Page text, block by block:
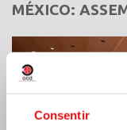
Consentir
MÉXICO: